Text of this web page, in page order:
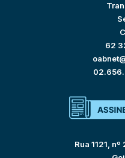
62
Rua 1121,